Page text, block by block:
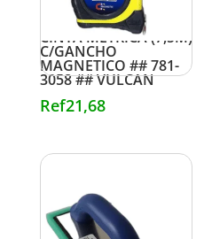
CINTA METRICA (7,5M)
C/GANCHO
MAGNETICO ## 781-
3058 ## VULCAN
Ref21,68